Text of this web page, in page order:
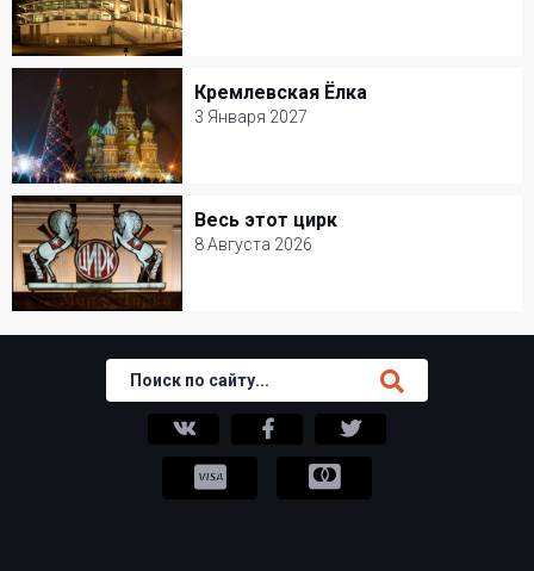
18 Октября 2026
Мастерская Петра Фоменко
Детские спектакли
Кремлевская Ёлка
3 Января 2027
Кремлевская Ёлка
3 Января 2027
Кремлевский дворец
Новогодние елки
Весь этот цирк
8 Августа 2026
Весь этот цирк
8 Августа 2026